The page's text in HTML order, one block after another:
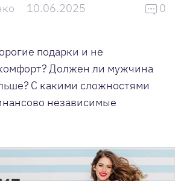
10.06.2025 0
подарки и не
Должен ли мужчина
С какими сложностями
независимые